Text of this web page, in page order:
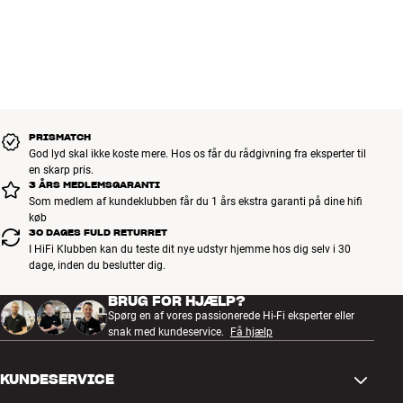
PRISMATCH
God lyd skal ikke koste mere. Hos os får du rådgivning fra eksperter til
en skarp pris.
3 ÅRS MEDLEMSGARANTI
Som medlem af kundeklubben får du 1 års ekstra garanti på dine hifi
køb
30 DAGES FULD RETURRET
I HiFi Klubben kan du teste dit nye udstyr hjemme hos dig selv i 30
dage, inden du beslutter dig.
BRUG FOR HJÆLP?
Spørg en af vores passionerede Hi-Fi eksperter eller
snak med kundeservice.
Få hjælp
KUNDESERVICE